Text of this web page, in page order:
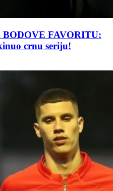
FAVORITU:
crnu seriju!